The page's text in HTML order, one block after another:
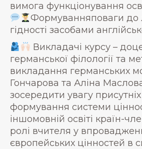
вимога функціонування
Формуванняповаги до
гідності засобами
Викладачі курсу –
германської філології та
викладання германських
Гончарова та Аліна
зосередити увагу
формування системи
іншомовній освіті країн-
ролі вчителя у
європейських цінностей в